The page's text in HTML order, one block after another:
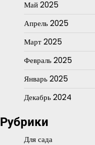
Май 2025
Апрель 2025
Март 2025
Февраль 2025
Январь 2025
Декабрь 2024
Рубрики
Для сада